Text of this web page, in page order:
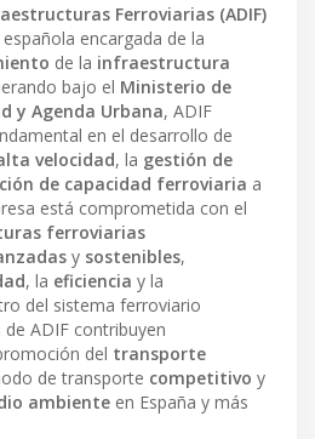
Ferroviarias (ADIF)
encargada de la
de la infraestructura
bajo el Ministerio de
y Agenda Urbana, ADIF
en el desarrollo de
velocidad, la gestión de
de capacidad ferroviaria a
está comprometida con el
ferroviarias
y sostenibles,
, la eficiencia y la
del sistema ferroviario
ADIF contribuyen
del transporte
de transporte competitivo y
ambiente en España y más